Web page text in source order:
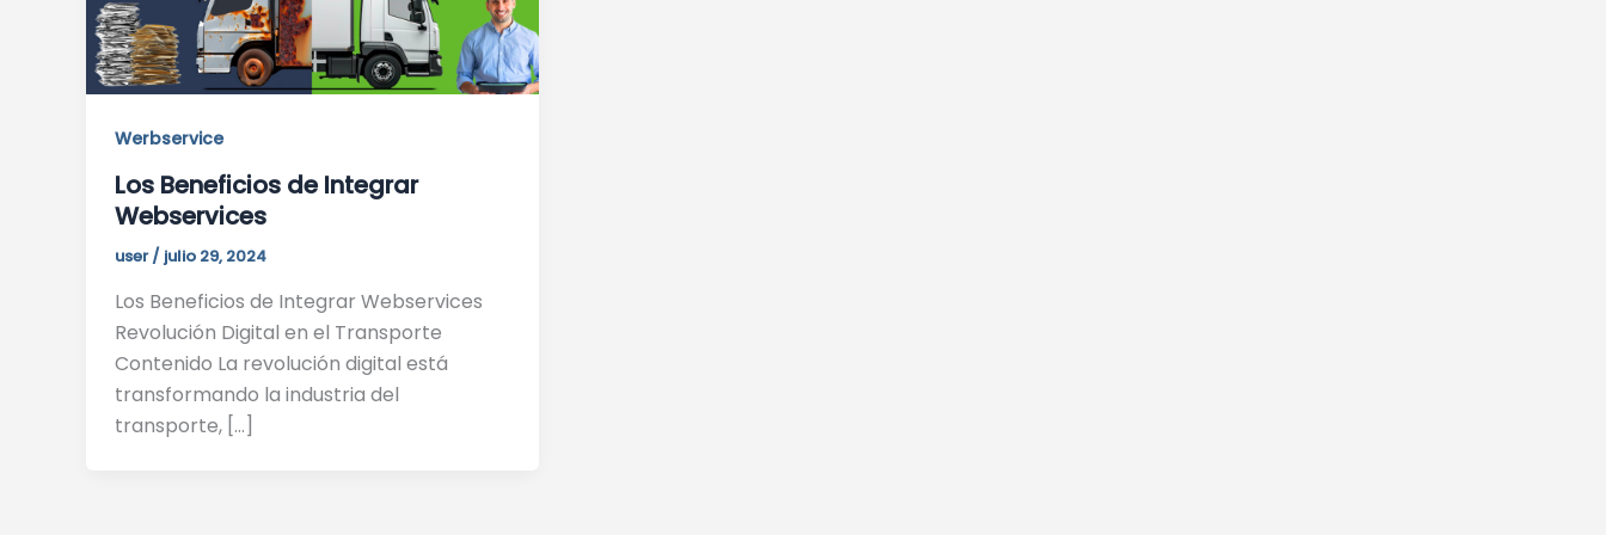
Werbservice
Los Beneficios de Integrar
Webservices
user/ julio 29, 2024
Los Beneficios de Integrar Webservices
Revolución Digital en el Transporte
Contenido La revolución digital está
transformando la industria del
transporte, […]